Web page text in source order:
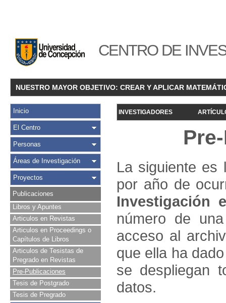
CENTRO DE
NUESTRO MAYOR OBJETIVO: CREAR Y APLICAR
Inicio
El Centro
Personas
Áreas de Investigación
Proyectos
Publicaciones
Libros y Apuntes
Articulos en Revistas
Articulos en Proceedings o
Capítulos de Libros
Articulos de Tesistas de
Pregrado en Revistas
Pre-Publicaciones
Tesis de Postgrado
Tesis de Pregrado
INVESTIGADORES
La siguiente es
por año de
Investigación
número de
acceso al
que ella ha
se despliegan
datos.